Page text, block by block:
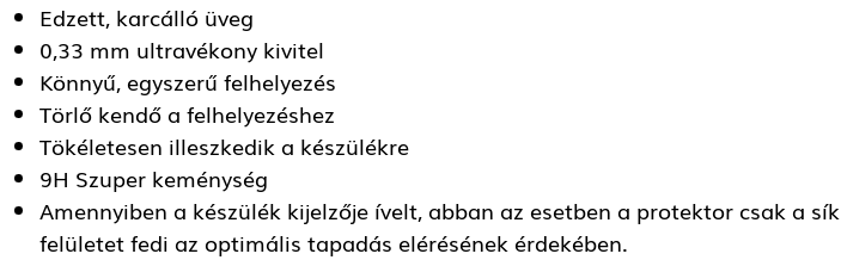
Edzett, karcálló üveg
0,33 mm ultravékony kivitel
Könnyű, egyszerű felhelyezés
Törlő kendő a felhelyezéshez
Tökéletesen illeszkedik a készülékre
9H Szuper keménység
Amennyiben a készülék kijelzője ívelt, abban az esetben a protektor csak a sík
felületet fedi az optimális tapadás elérésének érdekében.